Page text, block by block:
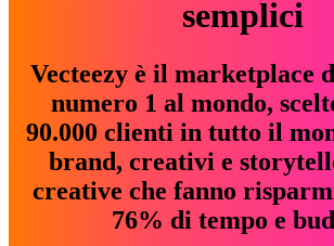
semplici
Vecteezy è il marketplace
numero 1 al mondo,
90.000 clienti in tutto il
brand, creativi e
creative che fanno
76% di tempo e